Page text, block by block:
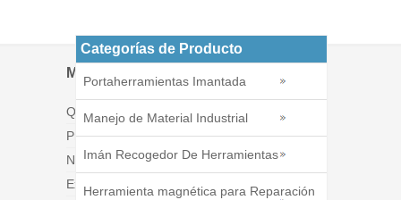
Categorías de Producto
Portaherramientas Imantada
Manejo de Material Industrial
Imán Recogedor De Herramientas
Herramienta magnética para Reparación
Menú
Quiénes somos
Productos
Noticias
Exposiciones